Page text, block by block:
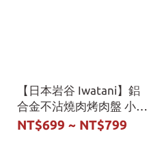
【日本岩谷 Iwatani】鋁
合金不沾燒肉烤肉盤 小/
大 CB-A-YPS/CB-A-YPL
NT$699 ~ NT$799